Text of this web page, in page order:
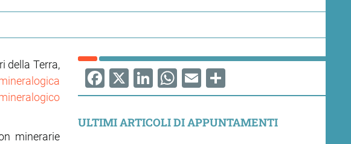
della Terra,
minerarie
Facebook
X LinkedIn
WhatsApp
EmailShare
ULTIMI ARTICOLI DI APPUNTAMENTI